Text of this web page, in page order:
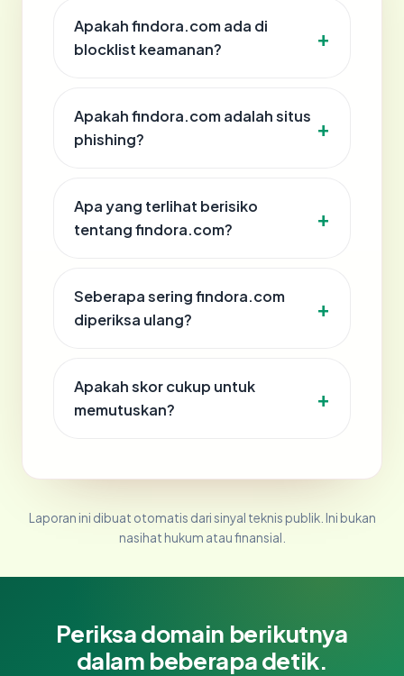
Apakah findora.com ada di
blocklist keamanan?
Apakah findora.com adalah situs
phishing?
Apa yang terlihat berisiko
tentang findora.com?
Seberapa sering findora.com
diperiksa ulang?
Apakah skor cukup untuk
memutuskan?
Laporan ini dibuat otomatis dari sinyal teknis publik. Ini bukan
nasihat hukum atau finansial.
Periksa domain berikutnya
dalam beberapa detik.